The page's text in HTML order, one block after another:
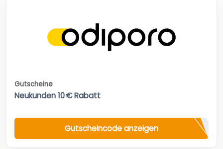
Gutscheine
Neukunden 10 € Rabatt
Gutscheincode anzeigen